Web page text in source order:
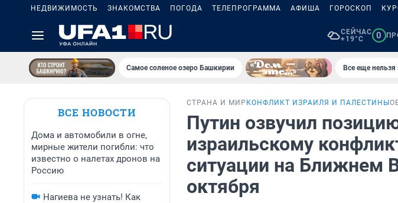
НЕДВИЖИМОСТЬ ЗНАКОМСТВА ПОГОДА ТЕЛЕПРОГРАММА АФИША ГОРОСКОП
СЕЙЧАС
+19°C
0
Самое соленое озеро Башкирии Все еще нельзя
ВСЕ НОВОСТИ
Дома и автомобили в огне,
мирные жители погибли: что
известно о налетах дронов на
Россию
Нагиева не узнать! Как
СТРАНА И МИР КОНФЛИКТ ИЗРАИЛЯ И ПАЛЕСТИНЫ
Путин озвучил
израильскому
ситуации на Ближнем
октября